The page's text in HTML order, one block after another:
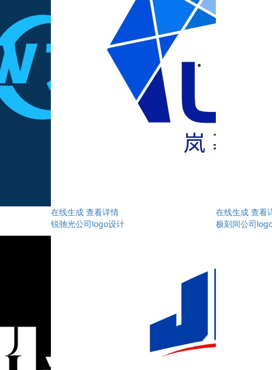
在线生成 查看详情
锐驰光公司logo设计
在线生成 查看
极刻间公司